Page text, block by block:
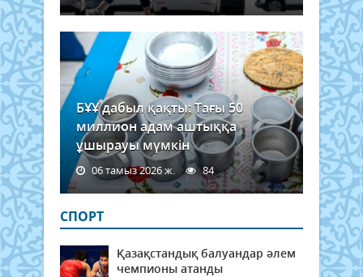
БҰҰ дабыл қақты: Тағы 50
миллион адам аштыққа
ұшырауы мүмкін
06 тамыз 2026 ж. 84
СПОРТ
Қазақстандық балуандар әлем
чемпионы атанды